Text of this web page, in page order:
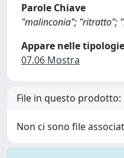
Parole Chiave
"malinconia"; "ritratto";
Appare nelle
07.06 Mostra
File in questo prodotto:
Non ci sono file